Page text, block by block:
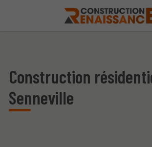
Construction
Senneville